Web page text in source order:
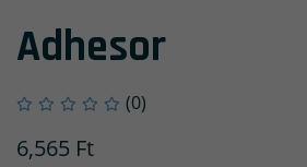
Adhesor
(0)
6,565 Ft